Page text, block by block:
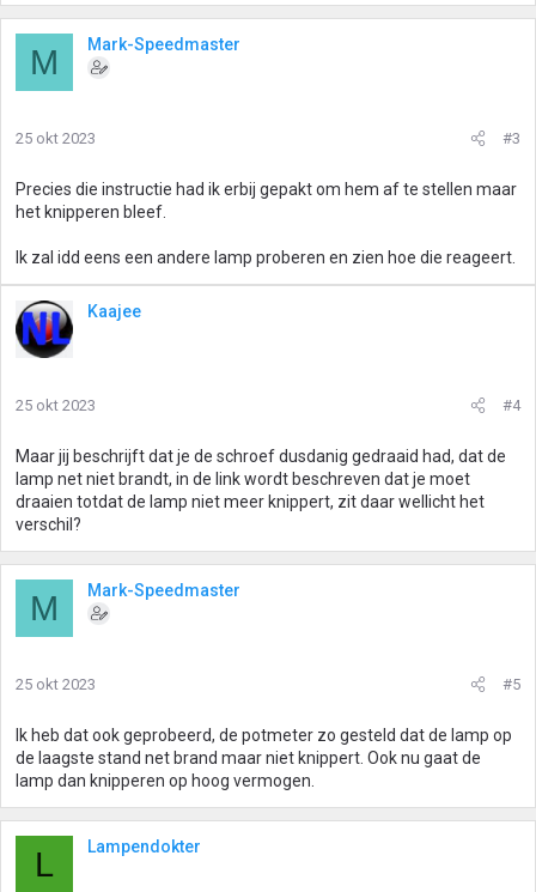
M Mark-Speedmaster
25 okt 2023 #3
Precies die instructie had ik erbij gepakt om hem af te stellen maar
het knipperen bleef.
Ik zal idd eens een andere lamp proberen en zien hoe die reageert.
Kaajee
25 okt 2023 #4
Maar jij beschrijft dat je de schroef dusdanig gedraaid had, dat de
lamp net niet brandt, in de link wordt beschreven dat je moet
draaien totdat de lamp niet meer knippert, zit daar wellicht het
verschil?
M Mark-Speedmaster
25 okt 2023 #5
Ik heb dat ook geprobeerd, de potmeter zo gesteld dat de lamp op
de laagste stand net brand maar niet knippert. Ook nu gaat de
lamp dan knipperen op hoog vermogen.
L Lampendokter